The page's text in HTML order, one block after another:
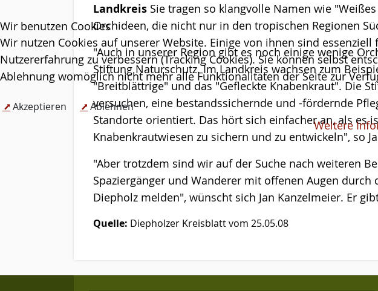
Landkreis Sie tragen so klangvolle Namen wie
Orchideen, die nicht nur in den tropischen Regionen
"Auch in unserer Region gibt es noch einige wenige
Stiftung Naturschutz. Im Landkreis wachsen zum
"Breitblättrige" und das "Gefleckte Knabenkraut". Die
versuchen, eine bestandssichernde und -fördernde
Standorte orientiert. Das hört sich einfacher an, als es
Knabenkrautwiesen zu sichern und zu entwickeln", so
"Aber trotzdem sind wir auf der Suche nach weiteren
Spaziergänger und Wanderer mit offenen Augen
Diepholz melden", wünscht sich Jan Kanzelmeier. Er
Quelle: Diepholzer Kreisblatt vom 25.05.08
Wir benutzen Cookies
Wir nutzen Cookies auf unserer Website. Einige von ihnen sind
Nutzererfahrung zu verbessern (Tracking Cookies). Sie können selbst
Ablehnung womöglich nicht mehr alle Funktionalitäten der Seite zur
Akzeptieren Ablehnen
Weitere